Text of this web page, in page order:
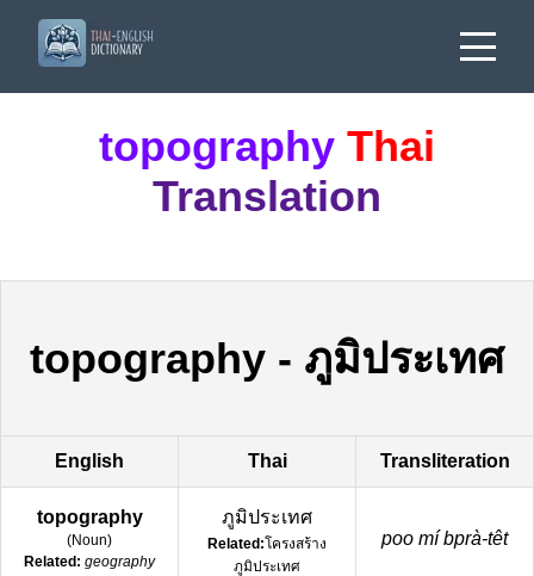
topography Thai
Translation
topography - ภูมิประเทศ
English Thai Transliteration
topography
(Noun)
Related: geography
ภูมิประเทศ
Related:โครงสร้าง
ภูมิประเทศ
poo mí bprà-têt